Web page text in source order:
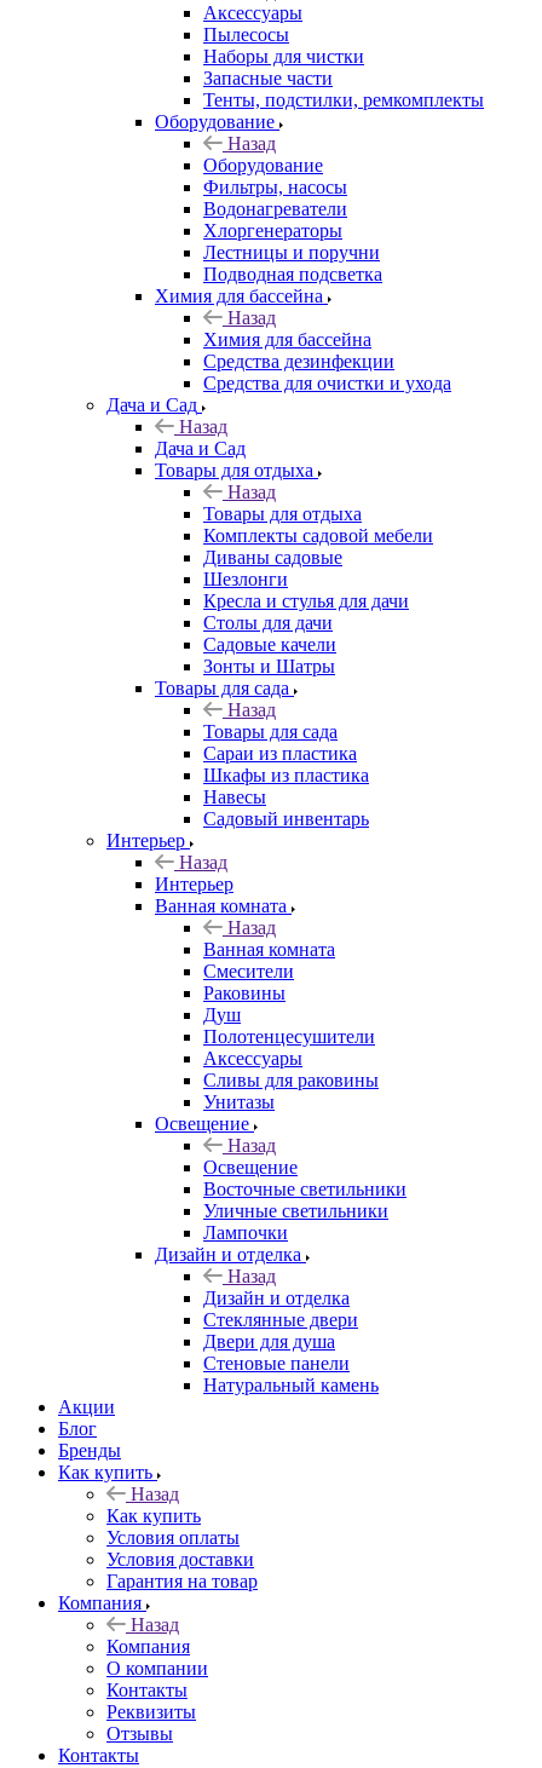
Аксессуары
Пылесосы
Наборы для чистки
Запасные части
Тенты, подстилки, ремкомплекты
Оборудование
Назад
Оборудование
Фильтры, насосы
Водонагреватели
Хлоргенераторы
Лестницы и поручни
Подводная подсветка
Химия для бассейна
Назад
Химия для бассейна
Средства дезинфекции
Средства для очистки и ухода
Дача и Сад
Назад
Дача и Сад
Товары для отдыха
Назад
Товары для отдыха
Комплекты садовой мебели
Диваны садовые
Шезлонги
Кресла и стулья для дачи
Столы для дачи
Садовые качели
Зонты и Шатры
Товары для сада
Назад
Товары для сада
Сараи из пластика
Шкафы из пластика
Навесы
Садовый инвентарь
Интерьер
Назад
Интерьер
Ванная комната
Назад
Ванная комната
Смесители
Раковины
Душ
Полотенцесушители
Аксессуары
Сливы для раковины
Унитазы
Освещение
Назад
Освещение
Восточные светильники
Уличные светильники
Лампочки
Дизайн и отделка
Назад
Дизайн и отделка
Стеклянные двери
Двери для душа
Стеновые панели
Натуральный камень
Акции
Блог
Бренды
Как купить
Назад
Как купить
Условия оплаты
Условия доставки
Гарантия на товар
Компания
Назад
Компания
О компании
Контакты
Реквизиты
Отзывы
Контакты